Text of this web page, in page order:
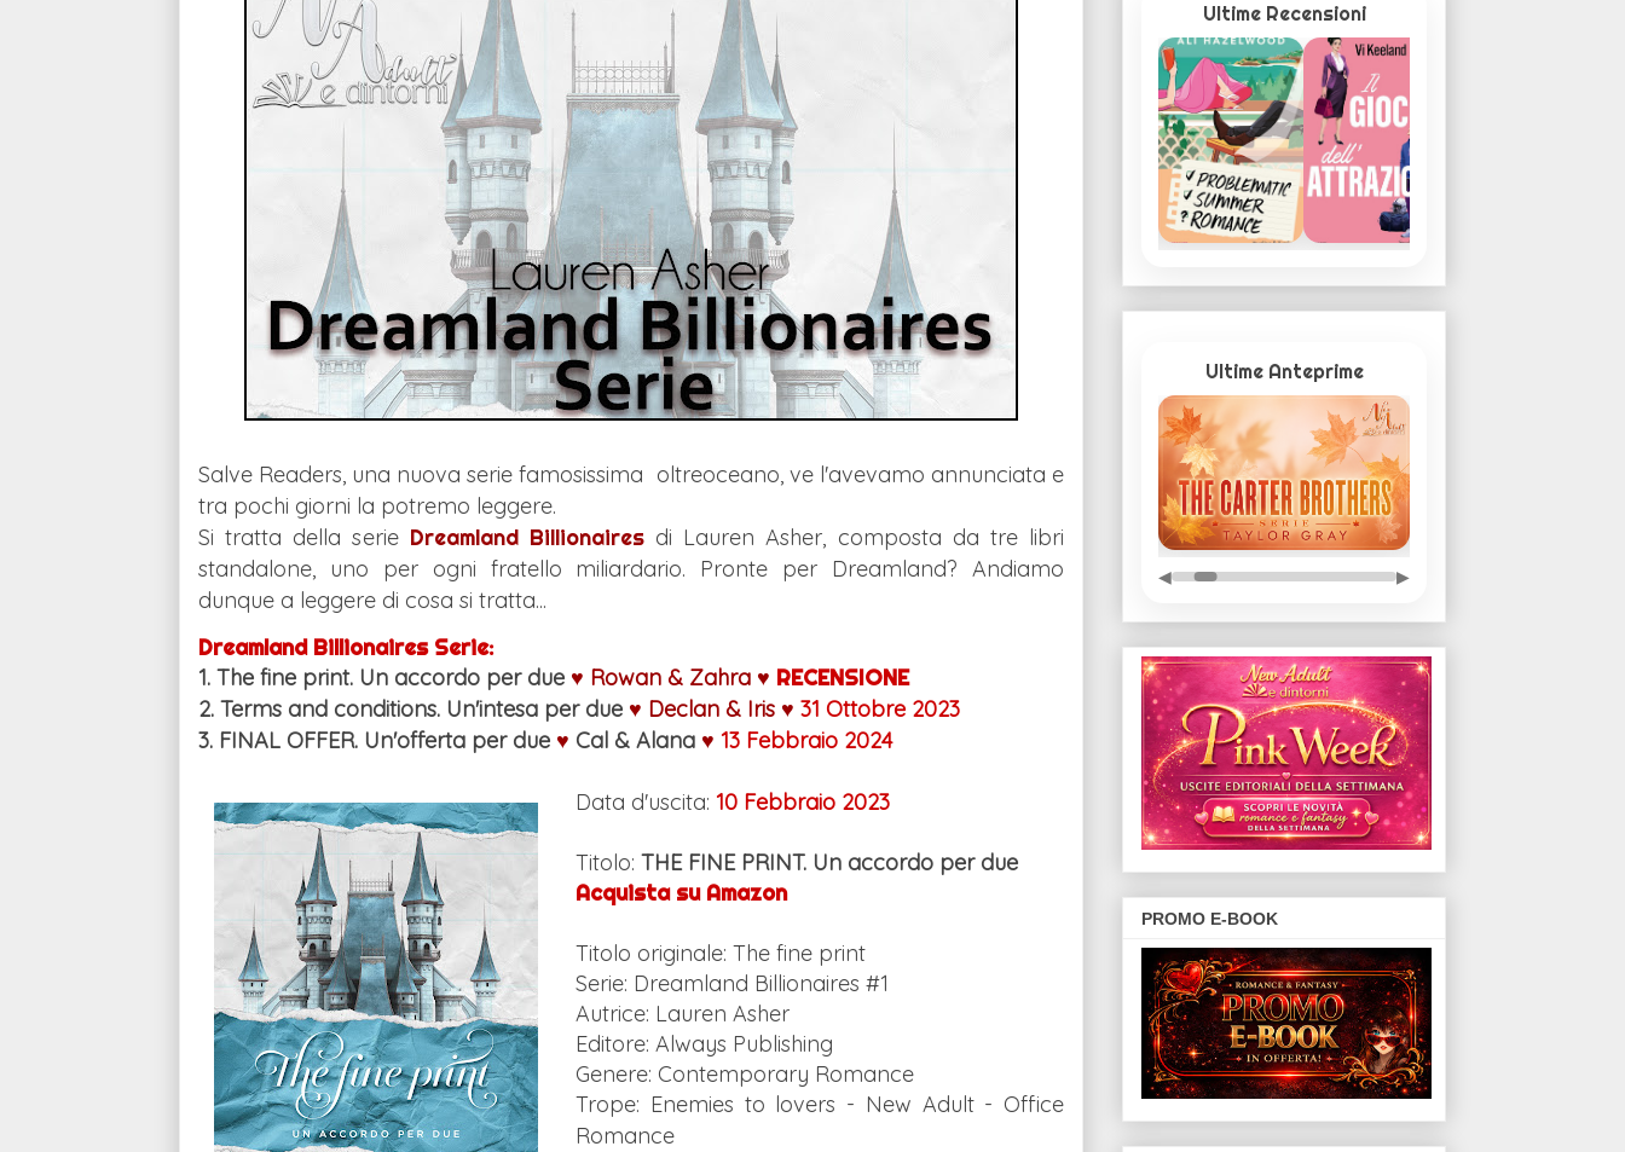
Salve Readers, una nuova serie famosissima oltreoceano, ve l'avevamo annunciata e
tra pochi giorni la potremo leggere.
Si tratta della serie Dreamland Billionairesdi Lauren Asher, composta da tre libri
standalone, uno per ogni fratello miliardario. Pronte per Dreamland? Andiamo
dunque a leggere di cosa si tratta...
Dreamland Billionaires Serie:
1. The fine print. Un accordo per due ♥ Rowan & Zahra ♥ RECENSIONE
2. Terms and conditions. Un'intesa per due ♥ Declan & Iris ♥ 31 Ottobre 2023
3. FINAL OFFER. Un'offerta per due ♥ Cal & Alana ♥ 13 Febbraio 2024
Data d'uscita: 10 Febbraio 2023
Titolo: THE FINE PRINT. Un accordo per due
Acquista su Amazon
Titolo originale: The fine print
Serie: Dreamland Billionaires #1
Autrice: Lauren Asher
Editore: Always Publishing
Genere: Contemporary Romance
Trope: Enemies to lovers - New Adult - Office
Romance
Ultime Recensioni
Ultime Anteprime
◀ ▶
PROMO E-BOOK